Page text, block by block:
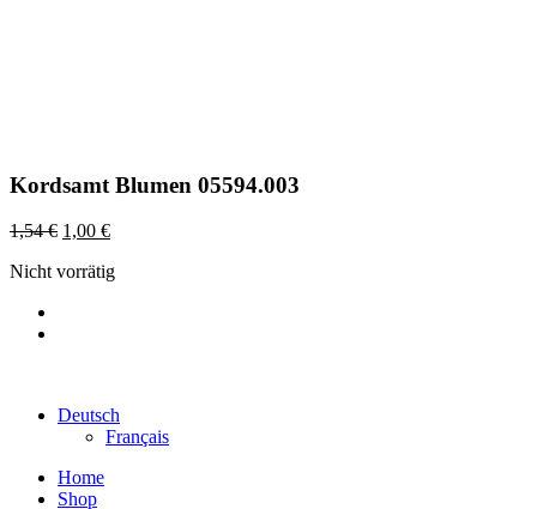
Kordsamt Blumen 05594.003
1,54€ 1,00 €
Nicht vorrätig
Deutsch
Français
Home
Shop